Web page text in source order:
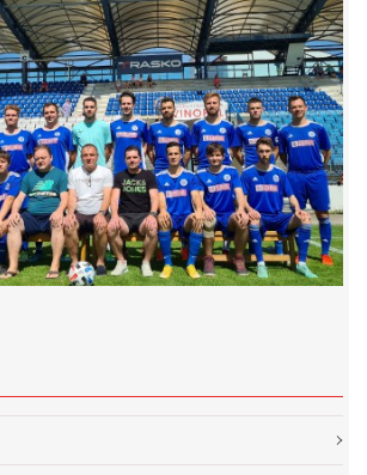
FKD, z.s.
Drnovice 704
68304 Drnovice
ičo 27005305
č.ú. 3227086359 / 0800
© 2026 eStránky.cz |RSS